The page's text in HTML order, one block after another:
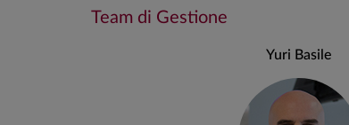
Durata finanziaria: min 0 mesi; max 2 anni.
Team di Gestione
Yuri Basile